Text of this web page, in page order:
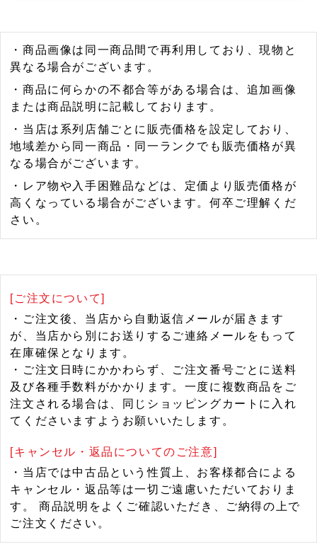
・商品画像は同一商品間で再利用しており、現物と
異なる場合がございます。
・商品に何らかの不都合等がある場合は、追加画像
または商品説明に記載しております。
・当店は系列店舗ごとに販売価格を設定しており、
地域差から同一商品・同一ランクでも販売価格が異
なる場合がございます。
・レア物や入手困難品などは、定価より販売価格が
高くなっている場合がございます。何卒ご理解くだ
さい。
[ご注文について]
・ご注文後、当店から自動返信メールが届きます
が、当店から別にお送りするご連絡メールをもって
在庫確保となります。
・ご注文日時にかかわらず、ご注文番号ごとに送料
及び各種手数料がかかります。一度に複数商品をご
注文される場合は、同じショッピングカートに入れ
てくださいますようお願いいたします。
[キャンセル・返品についてのご注意]
・当店では中古品という性質上、お客様都合による
キャンセル・返品等は一切ご遠慮いただいておりま
す。 商品説明をよくご確認いただき、ご納得の上で
ご注文ください。